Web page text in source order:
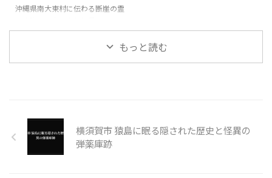
沖縄県南大東村に伝わる断崖の霊
もっと読む
横須賀市 猿島に眠る隠された歴史と怪異の
弾薬庫跡